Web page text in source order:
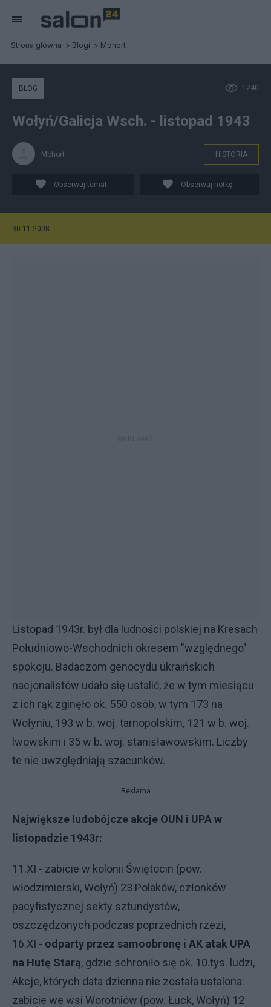
Strona główna Blogi Mohort
1240
BLOG
Wołyń/Galicja Wsch. - listopad 1943
Mohort HISTORIA
Obserwuj temat Obserwuj notkę
30.11.2008
Listopad 1943r. był dla ludności polskiej na Kresach
Południowo-Wschodnich okresem "względnego"
spokoju. Badaczom genocydu ukraińskich
nacjonalistów udało się ustalić, że w tym miesiącu
z ich rąk zginęło ok. 550 osób, w tym 173 na
Wołyniu, 193 w b. woj. tarnopolskim, 121 w b. woj.
lwowskim i 35 w b. woj. stanisławowskim. Liczby
te nie uwzględniają szacunków.
Reklama
Największe ludobójcze akcje OUN i UPA w
listopadzie 1943r:
11.XI - zabicie w kolonii Świętocin (pow.
włodzimierski, Wołyń) 23 Polaków, członków
pacyfistycznej sekty sztundystów,
oszczędzonych podczas poprzednich rzezi,
16.XI - odparty przez samoobronę i AK atak UPA
na Hutę Starą, gdzie schroniło się ok. 10.tys. ludzi,
Akcje, których data dzienna nie została ustalona:
zabicie we wsi Worotniów (pow. Łuck, Wołyń) 12